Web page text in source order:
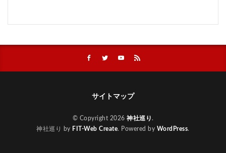
サイトマップ
© Copyright 2026 神社巡り.
神社巡り by FIT-Web Create. Powered by WordPress.